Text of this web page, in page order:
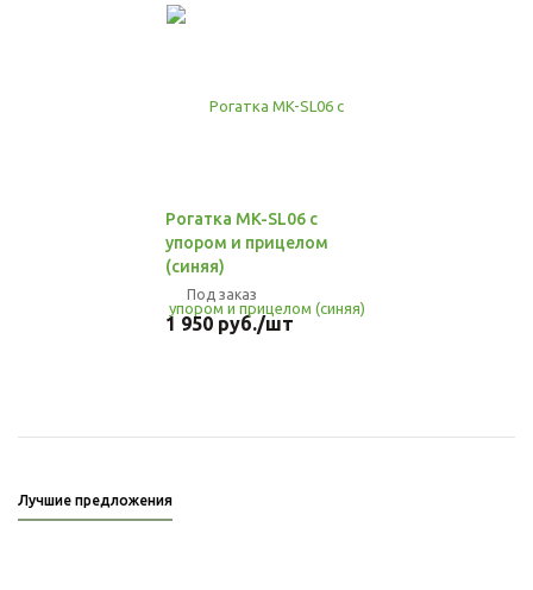
Рогатка MK-SL06 с
упором и прицелом
(синяя)
Под заказ
1 950 руб./шт
Лучшие предложения